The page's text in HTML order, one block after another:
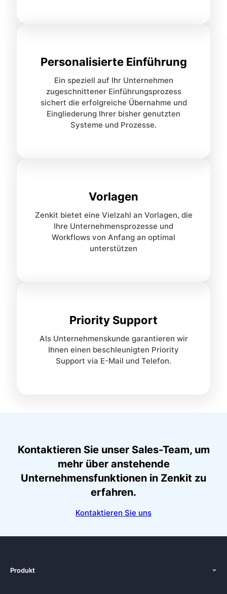
Personalisierte Einführung
Ein speziell auf Ihr Unternehmen
zugeschnittener Einführungsprozess
sichert die erfolgreiche Übernahme und
Eingliederung Ihrer bisher genutzten
Systeme und Prozesse.
Vorlagen
Zenkit bietet eine Vielzahl an Vorlagen, die
Ihre Unternehmensprozesse und
Workflows von Anfang an optimal
unterstützen
Priority Support
Als Unternehmenskunde garantieren wir
Ihnen einen beschleunigten Priority
Support via E-Mail und Telefon.
Kontaktieren Sie unser Sales-Team, um
mehr über anstehende
Unternehmensfunktionen in Zenkit zu
erfahren.
Kontaktieren Sie uns
Produkt